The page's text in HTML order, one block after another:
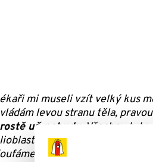
mi museli vzít velký kus
levou stranu těla,
už nebudu. Všechny tyto
mozečku,
že to nebude náš